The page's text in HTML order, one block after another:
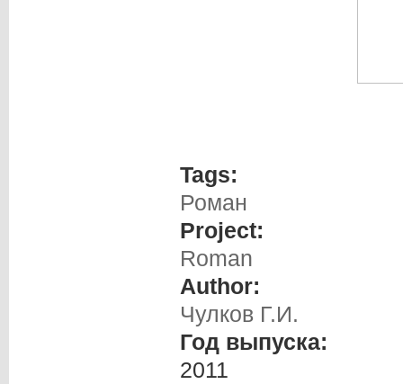
Tags:
Роман
Project:
Roman
Author:
Чулков Г.И.
Год выпуска:
2011